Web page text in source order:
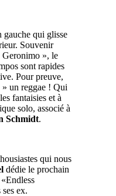
gauche qui glisse
Souvenir
Geronimo », le
sont rapides
Pour preuve,
un reggae ! Qui
fantaisies et à
solo, associé à
Schmidt.
qui nous
dédie le prochain
ex.